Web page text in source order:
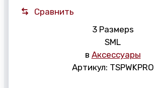
Сравнить
3 Размерs
SML
в Аксессуары
Артикул: TSPWKPRO